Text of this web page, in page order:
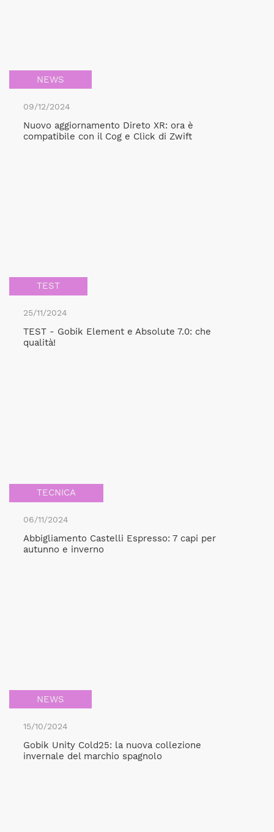
NEWS
09/12/2024
Nuovo aggiornamento Direto XR: ora è
compatibile con il Cog e Click di Zwift
TEST
25/11/2024
TEST - Gobik Element e Absolute 7.0: che
qualità!
TECNICA
06/11/2024
Abbigliamento Castelli Espresso: 7 capi per
autunno e inverno
NEWS
15/10/2024
Gobik Unity Cold25: la nuova collezione
invernale del marchio spagnolo